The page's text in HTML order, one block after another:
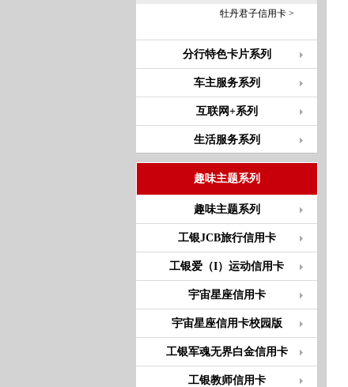
牡丹君子信用卡 >
分行特色卡片系列
车主服务系列
互联网+系列
生活服务系列
趣味主题系列
趣味主题系列
工银JCB旅行信用卡
工银爱（I）运动信用卡
宇宙星座信用卡
宇宙星座信用卡校园版
工银军魂无界白金信用卡
工银教师信用卡